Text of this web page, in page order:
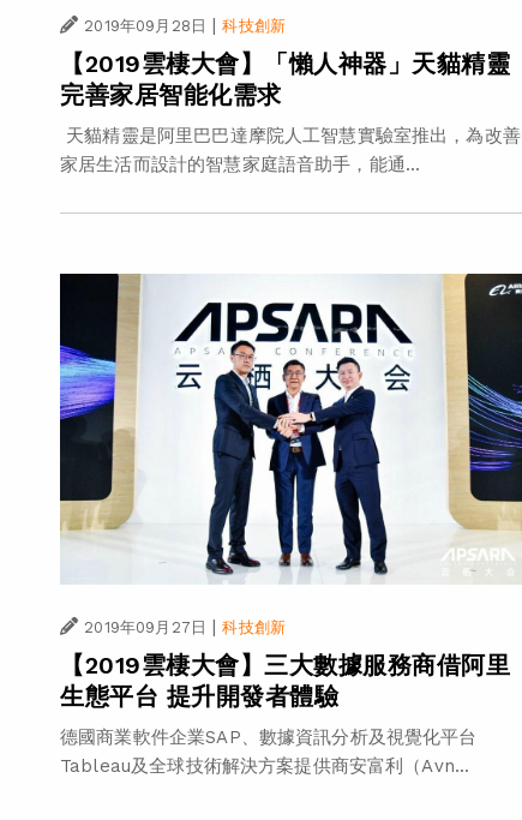
2019年09月28日 | 科技創新
【2019雲棲大會】「懶人神器」天貓精靈
完善家居智能化需求
天貓精靈是阿里巴巴達摩院人工智慧實驗室推出，為改善
家居生活而設計的智慧家庭語音助手，能通...
2019年09月27日 | 科技創新
【2019雲棲大會】三大數據服務商借阿里
生態平台 提升開發者體驗
德國商業軟件企業SAP、數據資訊分析及視覺化平台
Tableau及全球技術解決方案提供商安富利（Avn...